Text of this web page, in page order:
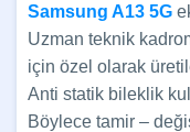
Samsung A13 5G
Uzman teknik
için özel olarak
Anti statik bileklik
Böylece tamir –